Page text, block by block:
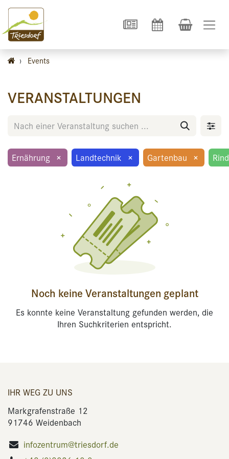
› Events
VERANSTALTUNGEN
Ernährung × Landtechnik × Gartenbau ×
Noch keine Veranstaltungen geplant
Es konnte keine Veranstaltung gefunden werden, die
Ihren Suchkriterien entspricht.
IHR WEG ZU UNS
Markgrafenstraße 12
91746 Weidenbach
infozentrum@triesdorf.de